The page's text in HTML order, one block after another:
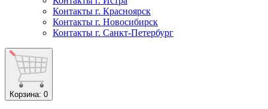
Контакты г. Красноярск
Контакты г. Новосибирск
Контакты г. Санкт-Петербург
Корзина: 0